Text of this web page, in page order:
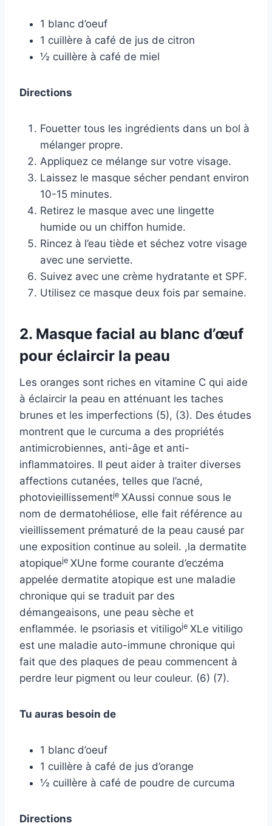
1 blanc d’oeuf
1 cuillère à café de jus de citron
½ cuillère à café de miel
Directions
Fouetter tous les ingrédients dans un bol à
mélanger propre.
Appliquez ce mélange sur votre visage.
Laissez le masque sécher pendant environ
10-15 minutes.
Retirez le masque avec une lingette
humide ou un chiffon humide.
Rincez à l’eau tiède et séchez votre visage
avec une serviette.
Suivez avec une crème hydratante et SPF.
Utilisez ce masque deux fois par semaine.
2. Masque facial au blanc d’œuf
pour éclaircir la peau
Les oranges sont riches en vitamine C qui aide
à éclaircir la peau en atténuant les taches
brunes et les imperfections (5), (3). Des études
montrent que le curcuma a des propriétés
antimicrobiennes, anti-âge et anti-
inflammatoires. Il peut aider à traiter diverses
affections cutanées, telles que l’acné,
photovieillissementje XAussi connue sous le
nom de dermatohéliose, elle fait référence au
vieillissement prématuré de la peau causé par
une exposition continue au soleil. ,la dermatite
atopiqueje XUne forme courante d’eczéma
appelée dermatite atopique est une maladie
chronique qui se traduit par des
démangeaisons, une peau sèche et
enflammée. le psoriasis et vitiligoje XLe vitiligo
est une maladie auto-immune chronique qui
fait que des plaques de peau commencent à
perdre leur pigment ou leur couleur. (6) (7).
Tu auras besoin de
1 blanc d’oeuf
1 cuillère à café de jus d’orange
½ cuillère à café de poudre de curcuma
Directions